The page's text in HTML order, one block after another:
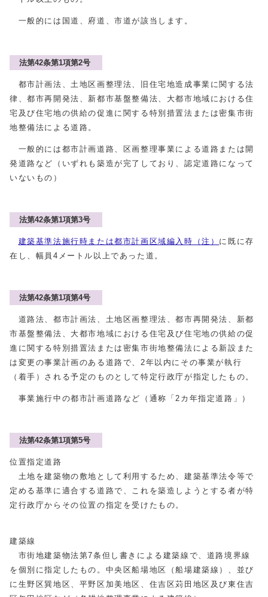
一般的には国道、府道、市道が該当します。
法第42条第1項第2号
都市計画法、土地区画整理法、旧住宅地造成事業に関する法
律、都市再開発法、新都市基盤整備法、大都市地域における住
宅及び住宅地の供給の促進に関する特別措置法または密集市街
地整備法による道路。
一般的には都市計画道路、区画整理事業による道路または開
発道路など（いずれも築造が完了しており、認定道路になって
いないもの）
法第42条第1項第3号
建築基準法施行時または都市計画区域編入時（注） に既に存
在し、幅員4メートル以上であった道。
法第42条第1項第4号
道路法、都市計画法、土地区画整理法、都市再開発法、新都
市基盤整備法、大都市地域における住宅及び住宅地の供給の促
進に関する特別措置法または密集市街地整備法による新設また
は変更の事業計画のある道路で、2年以内にその事業が執行
（着手）される予定のものとして特定行政庁が指定したもの。
事業施行中の都市計画道路など（通称「2カ年指定道路」）
法第42条第1項第5号
位置指定道路
土地を建築物の敷地として利用するため、建築基準法令等で
定める基準に適合する道路で、これを築造しようとする者が特
定行政庁からその位置の指定を受けたもの。
建築線
市街地建築物法第7条但し書きによる建築線で、道路境界線
を個別に指定したもの。中央区船場地区（船場建築線）、並び
に生野区巽地区、平野区加美地区、住吉区苅田地区及び東住吉